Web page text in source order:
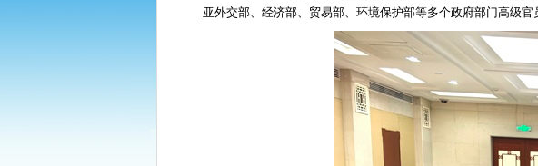
亚外交部、经济部、贸易部、环境保护部等多个政府部门高级官